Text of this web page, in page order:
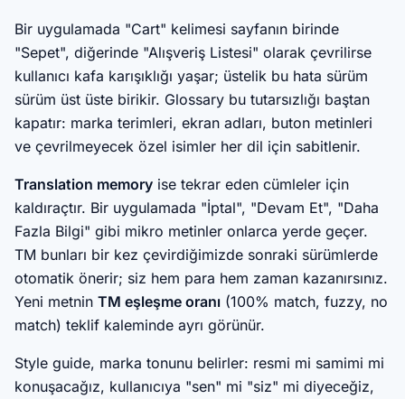
Bir uygulamada "Cart" kelimesi sayfanın birinde
"Sepet", diğerinde "Alışveriş Listesi" olarak çevrilirse
kullanıcı kafa karışıklığı yaşar; üstelik bu hata sürüm
sürüm üst üste birikir. Glossary bu tutarsızlığı baştan
kapatır: marka terimleri, ekran adları, buton metinleri
ve çevrilmeyecek özel isimler her dil için sabitlenir.
Translation memory ise tekrar eden cümleler için
kaldıraçtır. Bir uygulamada "İptal", "Devam Et", "Daha
Fazla Bilgi" gibi mikro metinler onlarca yerde geçer.
TM bunları bir kez çevirdiğimizde sonraki sürümlerde
otomatik önerir; siz hem para hem zaman kazanırsınız.
Yeni metnin TM eşleşme oranı (100% match, fuzzy, no
match) teklif kaleminde ayrı görünür.
Style guide, marka tonunu belirler: resmi mi samimi mi
konuşacağız, kullanıcıya "sen" mi "siz" mi diyeceğiz,